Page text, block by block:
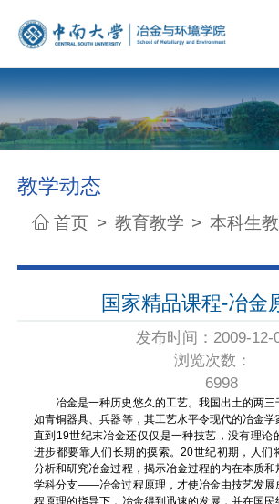
教学动态
首页 > 教育教学 > 本科生
国家精品课程-冶金
发布时间：2009-12-
浏览次数：
6998
冶金是一种历史悠久的工艺。我国出土的两三
如青铜器具、兵器等，其工艺水平令现代的冶金
直到19世纪末冶金还仅仅是一种技艺，没有理论
进步都要靠人们长期的摸索。20世纪初期，人们
分析和研究冶金过程，揭示冶金过程的内在本质
学科分支——冶金过程原理，才使冶金由技艺发展
程原理的指导下，冶金得到迅速的发展，并在国